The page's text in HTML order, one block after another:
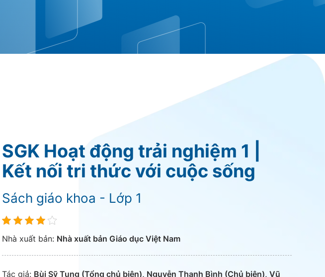
SGK Hoạt động trải nghiệm 1 |
Kết nối tri thức với cuộc sống
Sách giáo khoa - Lớp 1
Nhà xuất bản: Nhà xuất bản Giáo dục Việt Nam
Tác giả: Bùi Sỹ Tụng (Tổng chủ biên), Nguyễn Thanh Bình (Chủ biên), Vũ